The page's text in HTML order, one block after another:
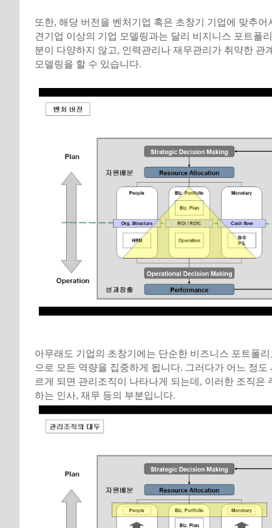
또한, 해당 버전을 벤처기업 혹은 초창기 기업에 맞추어
견기업 이상의 기업 모델링과는 달리 비지니스 포트폴
분이 다양하지 않고, 인력관리나 재무관리가 취약한 관
모델링을 할 수 있습니다.
아무래도 기업의 초창기에는 단순한 비즈니스 포트폴
으로 모든 역량을 집중하게 됩니다. 그러다가 어느 정도
르게 되면 관리조직이 나타나게 되는데, 이러한 조직은
하는 인사, 재무 등의 부분입니다.